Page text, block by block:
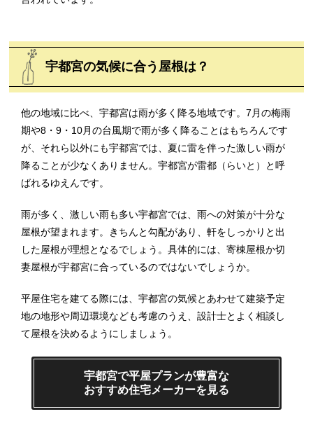
宇都宮の気候に合う屋根は？
他の地域に比べ、宇都宮は雨が多く降る地域です。7月の梅雨
期や8・9・10月の台風期で雨が多く降ることはもちろんです
が、それら以外にも宇都宮では、夏に雷を伴った激しい雨が
降ることが少なくありません。宇都宮が雷都（らいと）と呼
ばれるゆえんです。
雨が多く、激しい雨も多い宇都宮では、雨への対策が十分な
屋根が望まれます。きちんと勾配があり、軒をしっかりと出
した屋根が理想となるでしょう。具体的には、寄棟屋根か切
妻屋根が宇都宮に合っているのではないでしょうか。
平屋住宅を建てる際には、宇都宮の気候とあわせて建築予定
地の地形や周辺環境なども考慮のうえ、設計士とよく相談し
て屋根を決めるようにしましょう。
宇都宮で平屋プランが豊富な
おすすめ住宅メーカーを見る